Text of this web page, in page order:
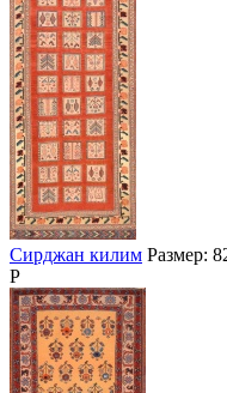
Сирджан килим Размер:
Р